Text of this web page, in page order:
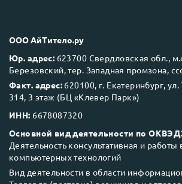
Next Business Day (NBD)
ООО АйТитело.ру
Юр. адрес: 623700 Свердловская обл.,
Березовский, тер. Западная промзона,
Факт. адрес: 620100, г. Екатеринбург,
314, 3 этаж (БЦ «Клевер Парк»)
ИНН: 6678087320
Основной вид деятельности по
Деятельность консультативная и работы
компьютерных технологий
Вид деятельности в области